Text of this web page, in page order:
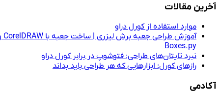
آخرین مقالات
موارد استفاده از کورل دراو
آموزش طراحی جعبه برش لیزری | ساخت جعبه با CorelDRAW و
Boxes.py
نبرد تایتان‌های طراحی: فتوشوپ در برابر کورل دراو
رازهای کورل: ابزارهایی که هر طراحی باید بداند
آکادمی